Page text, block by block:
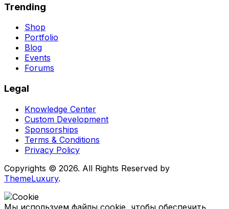
Trending
Shop
Portfolio
Blog
Events
Forums
Legal
Knowledge Center
Custom Development
Sponsorships
Terms & Conditions
Privacy Policy
Copyrights © 2026. All Rights Reserved by
ThemeLuxury.
Мы используем файлы cookie, чтобы обеспечить